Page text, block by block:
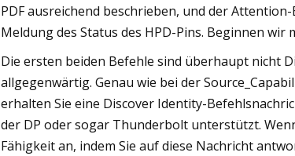
PDF ausreichend beschrieben, und der
Meldung des Status des HPD-Pins. Beginnen wir
Die ersten beiden Befehle sind überhaupt nicht
allgegenwärtig. Genau wie bei der
erhalten Sie eine Discover Identity-
der DP oder sogar Thunderbolt unterstützt.
Fähigkeit an, indem Sie auf diese Nachricht